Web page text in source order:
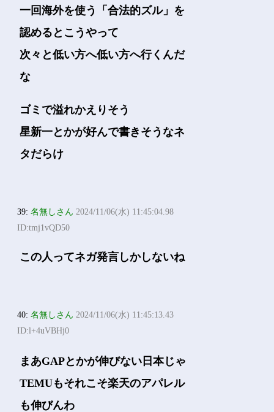
一回海外を使う「合法的ズル」を
認めるとこうやって
次々と低い方へ低い方へ行くんだ
な
ゴミで溢れかえりそう
星新一とかが好んで書きそうなネ
タだらけ
39:名無しさん 2024/11/06(水) 11:45:04.98
ID:tmj1vQD50
この人ってネガ発言しかしないね
40:名無しさん 2024/11/06(水) 11:45:13.43
ID:l+4uVBHj0
まあGAPとかが伸びない日本じゃ
TEMUもそれこそ楽天のアパレル
も伸びんわ